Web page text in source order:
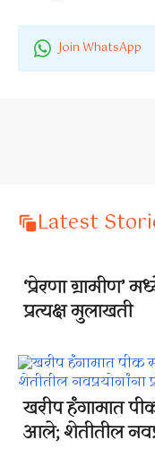
Join WhatsApp
Latest
‘प्रेरणा ग्रामीण’
प्रत्यक्ष मुलाखती
खरीप हंगामात
आले; शेतीतील